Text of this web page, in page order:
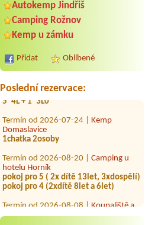
Autokemp Jindřiš
Camping Rožnov
Kemp u zámku
Přidat Oblíbené
Poslední rezervace:
Termín od 2026-07-29 |
Český Krumlov
1 místo + el.přípojka, voda, 2 os. + 2
děti
Termín od 2027-07-24 |Rekreační
zařízení ORION
5*4L + 1*3L0
Termín od 2026-07-24 |
1chatka 2osoby
Termín od 2026-08-20 |
pokoj pro 5 ( 2x dítě 13let, 3xdospělí)
pokoj pro 4 (2xdítě 8let a 6let)
Termín od 2026-08-08 |Koupaliště a
4L